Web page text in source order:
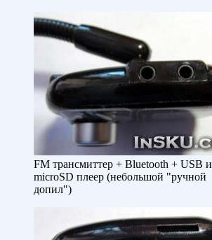
FM трансмиттер + Bluetooth + USB и
microSD плеер (небольшой "ручной
допил")